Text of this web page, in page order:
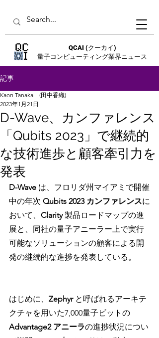
QCAI (クーカイ)
量子コンピューティング業界ニュース
記事
D-Wave、カンファレンス
「Qubits 2023」で継続的
な技術進歩と顧客牽引力を
発表
Kaori Tanaka (田中香織)
2023年1月21日
D-Wave は、フロリダ州マイアミで開催
中の年次 Qubits 2023 カンファレンスに
おいて、 Clarity 製品ロードマップの進
展と、同社の量子アニーラー上で実行
可能なソリューションの顧客による開
発の継続的な進捗を発表している。
はじめに、 Zephyr と呼ばれるアーキテ
クチャを用いた7,000量子ビットの
Advantage2 アニーラの進捗状況につい